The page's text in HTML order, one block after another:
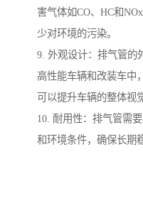
害气体如CO、HC和
少对环境的污染。
9. 外观设计：排气管的
高性能车辆和改装车中
可以提升车辆的整体视
10. 耐用性：排气管需
和环境条件，确保长期